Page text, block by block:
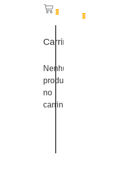
0
Carrinho
Nenhum
produto
no
carrinho.
0